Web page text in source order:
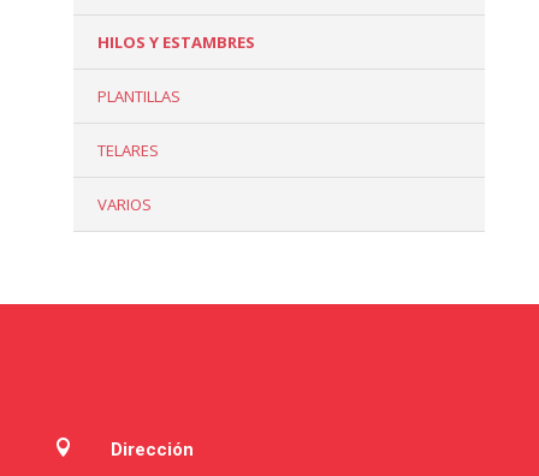
HILOS Y ESTAMBRES
PLANTILLAS
TELARES
VARIOS
 Dirección